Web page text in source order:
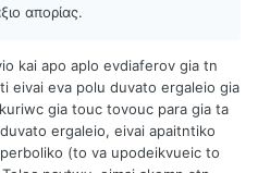
απορίας.
kai apo aplo evdiaferov gia tn
eivai eva polu duvato ergaleio gia
gia touc tovouc para gia ta
ergaleio, eivai apaitntiko
(to va upodeikvueic to